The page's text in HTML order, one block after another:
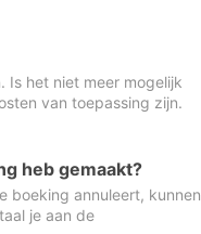
Is het niet meer mogelijk
van toepassing zijn.
heb gemaakt?
boeking annuleert, kunnen
je aan de